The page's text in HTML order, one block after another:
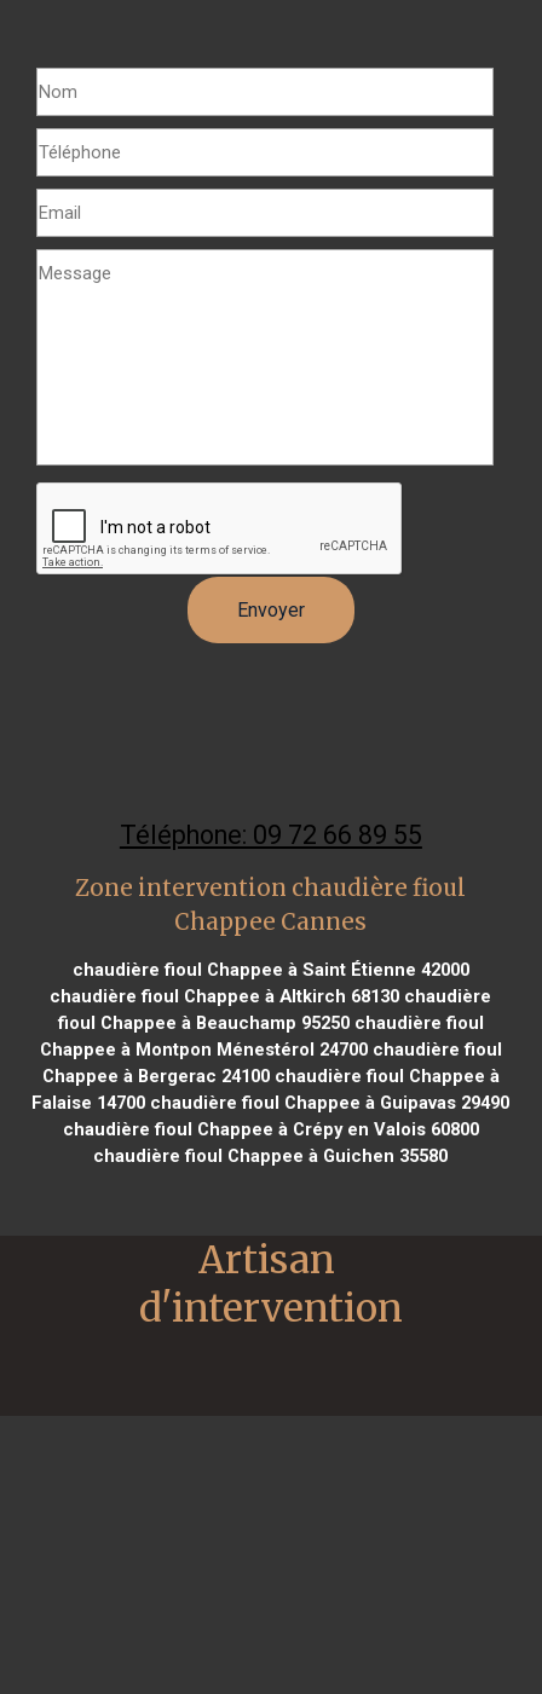
Téléphone: 09 72 66 89 55
Zone intervention chaudière fioul
Chappee Cannes
chaudière fioul Chappee à Saint Étienne 42000
chaudière fioul Chappee à Altkirch 68130 chaudière
fioul Chappee à Beauchamp 95250chaudière fioul
Chappee à Montpon Ménestérol 24700chaudière fioul
Chappee à Bergerac 24100chaudière fioul Chappee à
Falaise 14700 chaudière fioul Chappee à Guipavas 29490
chaudière fioul Chappee à Crépy en Valois 60800
chaudière fioul Chappee à Guichen 35580
Artisan
d'intervention